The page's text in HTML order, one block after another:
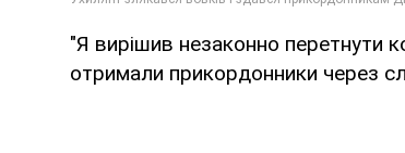
"Я вирішив незаконно перетнути
отримали прикордонники через